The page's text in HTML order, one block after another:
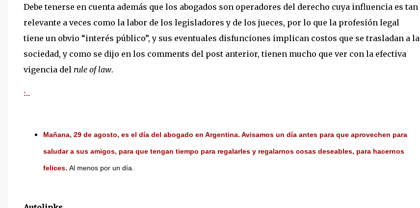
Debe tenerse en cuenta además que los abogados son operadores del derecho cuya influencia es tan
relevante a veces como la labor de los legisladores y de los jueces, por lo que la profesión legal
tiene un obvio “interés público”, y sus eventuales disfunciones implican costos que se trasladan a la
sociedad, y como se dijo en los comments del post anterior, tienen mucho que ver con la efectiva
vigencia del rule of law.
:..
Mañana, 29 de agosto, es el día del abogado en Argentina. Avisamos un día antes para que aprovechen para
saludar a sus amigos, para que tengan tiempo para regalarles y regalarnos cosas deseables, para hacernos
felices. Al menos por un día.